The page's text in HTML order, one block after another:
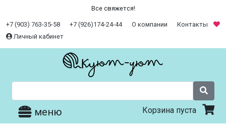
Все свяжется!
+7 (903) 763-35-58 +7 (926)174-24-44 О компании
Контакты
Личный кабинет
меню Корзина пуста